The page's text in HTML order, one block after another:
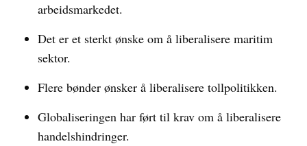
arbeidsmarkedet.
Det er et sterkt ønske om å liberalisere maritim
sektor.
Flere bønder ønsker å liberalisere tollpolitikken.
Globaliseringen har ført til krav om å liberalisere
handelshindringer.